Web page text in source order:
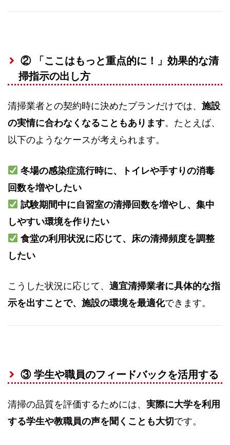
② 「ここはもっと重点的に！」効果的な清
掃指示の出し方
清掃業者との契約時に決めたプランだけでは、 施設
の実情に合わなくなることもあります。たとえば、
以下のようなケースが考えられます。
冬場の感染症流行時に、トイレや手すりの消毒
回数を増やしたい
試験期間中に自習室の清掃回数を増やし、集中
しやすい環境を作りたい
食堂の利用状況に応じて、床の清掃頻度を調整
したい
こうした状況に応じて、 適宜清掃業者に具体的な指
示を出すことで、施設の環境を最適化できます。
③ 学生や職員のフィードバックを活用する
清掃の品質を評価するためには、 実際に大学を利用
する学生や教職員の声を聞くことも大切 です。